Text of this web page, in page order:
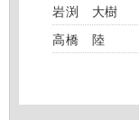
岩渕 大樹
高橋 陸